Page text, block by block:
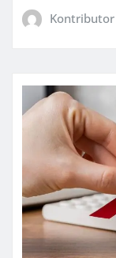
Kontributor